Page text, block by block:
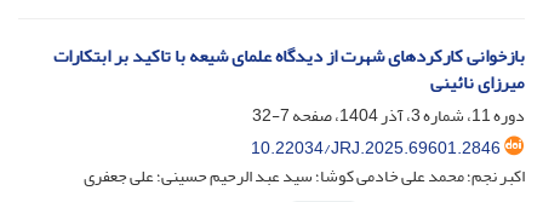
بازخوانی کارکردهای شهرت از دیدگاه علمای شیعه با تاکید بر ابتکارات
میرزای نائینی
دوره 11، شماره 3، آذر 1404، صفحه
7-32
10.22034/JRJ.2025.69601.2846
اکبر نجم؛ محمد علی خادمی کوشا؛ سید عبد الرحیم حسینی؛ علی جعفری